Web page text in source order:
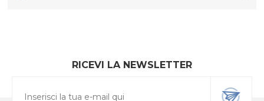
RICEVI LA NEWSLETTER